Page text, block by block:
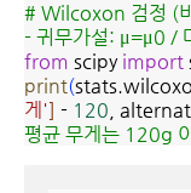
# Wilcoxon 검정 (
- 귀무가설: μ=μ0 /
from scipy import
print(
게'] - 120 ,
평균 무게는 120g